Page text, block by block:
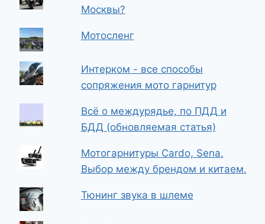
Москвы?
Мотосленг
Интерком - все способы
сопряжения мото гарнитур
Всё о междурядье, по ПДД и
БДД (обновляемая статья)
Мотогарнитуры Cardo, Sena.
Выбор между брендом и китаем.
Тюнинг звука в шлеме